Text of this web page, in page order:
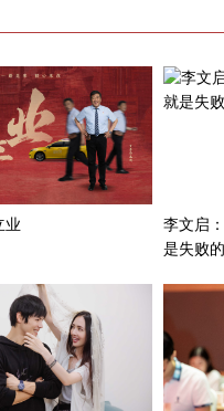
业
李文启
是失败的